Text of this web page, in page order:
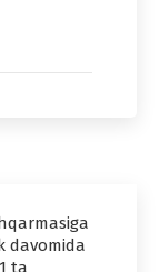
davomida
ta